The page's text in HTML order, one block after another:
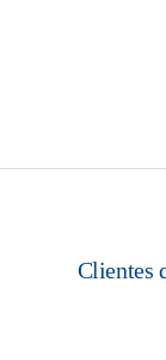
Clientes